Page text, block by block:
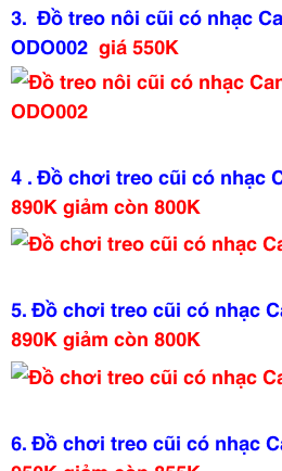
3. Đồ treo nôi cũi có nhạc
ODO002 giá 550K
4 .Đồ chơi treo cũi có nhạc
890K giảm còn 800K
5.Đồ chơi treo cũi có nhạc
890K giảm còn 800K
6.Đồ chơi treo cũi có nhạc